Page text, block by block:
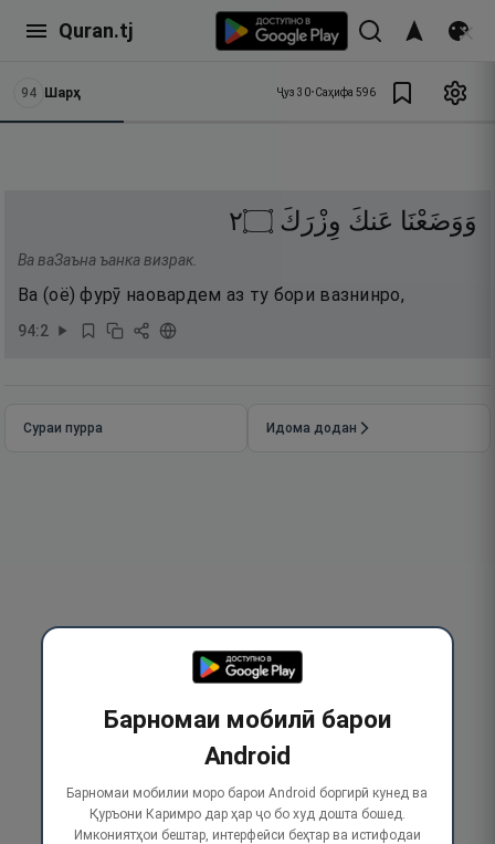
Quran.tj
94 Шарҳ Ҷуз 30•Саҳифа 596
وَوَضَعْنَا عَنكَ وِزْرَكَ ۝٢
Ва ваЗаъна ъанка визрак.
Ва (оё) фурӯ наовардем аз ту бори вазнинро,
94:2
Сураи пурра Идома додан
Барномаи мобилӣ барои
Android
Барномаи мобилии моро барои Android боргирӣ кунед ва
Қуръони Каримро дар ҳар ҷо бо худ дошта бошед.
Имкониятҳои бештар, интерфейси беҳтар ва истифодаи